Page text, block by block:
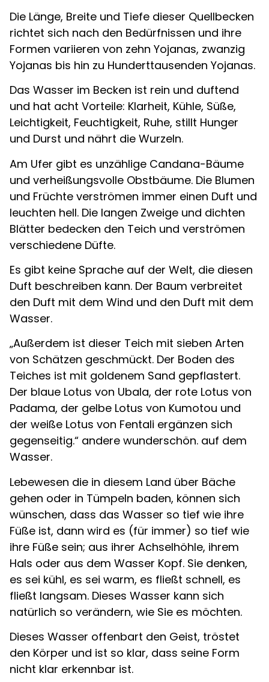
Die Länge, Breite und Tiefe dieser Quellbecken
richtet sich nach den Bedürfnissen und ihre
Formen variieren von zehn Yojanas, zwanzig
Yojanas bis hin zu Hunderttausenden Yojanas.
Das Wasser im Becken ist rein und duftend
und hat acht Vorteile: Klarheit, Kühle, Süße,
Leichtigkeit, Feuchtigkeit, Ruhe, stillt Hunger
und Durst und nährt die Wurzeln.
Am Ufer gibt es unzählige Candana-Bäume
und verheißungsvolle Obstbäume. Die Blumen
und Früchte verströmen immer einen Duft und
leuchten hell. Die langen Zweige und dichten
Blätter bedecken den Teich und verströmen
verschiedene Düfte.
Es gibt keine Sprache auf der Welt, die diesen
Duft beschreiben kann. Der Baum verbreitet
den Duft mit dem Wind und den Duft mit dem
Wasser.
„Außerdem ist dieser Teich mit sieben Arten
von Schätzen geschmückt. Der Boden des
Teiches ist mit goldenem Sand gepflastert.
Der blaue Lotus von Ubala, der rote Lotus von
Padama, der gelbe Lotus von Kumotou und
der weiße Lotus von Fentali ergänzen sich
gegenseitig.“ andere wunderschön. auf dem
Wasser.
Lebewesen die in diesem Land über Bäche
gehen oder in Tümpeln baden, können sich
wünschen, dass das Wasser so tief wie ihre
Füße ist, dann wird es (für immer) so tief wie
ihre Füße sein; aus ihrer Achselhöhle, ihrem
Hals oder aus dem Wasser Kopf. Sie denken,
es sei kühl, es sei warm, es fließt schnell, es
fließt langsam. Dieses Wasser kann sich
natürlich so verändern, wie Sie es möchten.
Dieses Wasser offenbart den Geist, tröstet
den Körper und ist so klar, dass seine Form
nicht klar erkennbar ist.